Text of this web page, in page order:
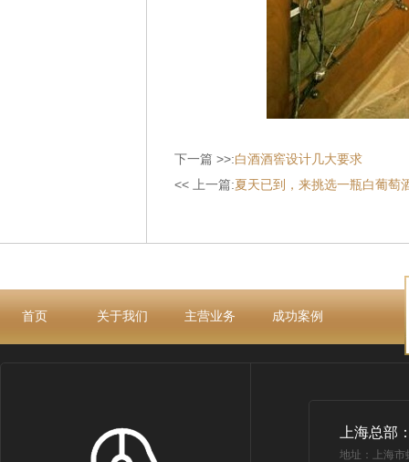
下一篇 >>:白酒酒窖设计几大要求
<< 上一篇:夏天已到，来挑选一瓶白葡萄
首页 关于我们 主营业务 成功案例
上海总部
地址：上海